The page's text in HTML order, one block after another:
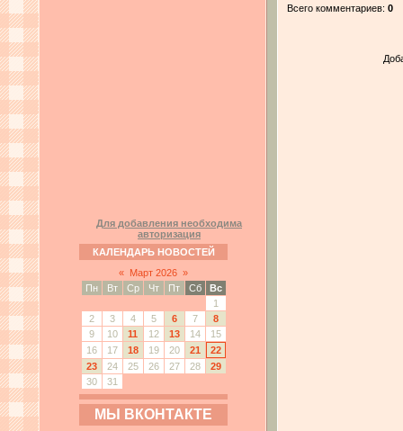
Для добавления необходима
авторизация
КАЛЕНДАРЬ НОВОСТЕЙ
« Март 2026 »
Пн
Вт Ср Чт Пт Сб
Вс
1
2
3 4 5 6 7
8
9
10 11 12 13 14
15
16
17 18 19 20 21
22
23
24 25 26 27 28
29
30
31
МЫ ВКОНТАКТЕ
Всего комментариев: 0